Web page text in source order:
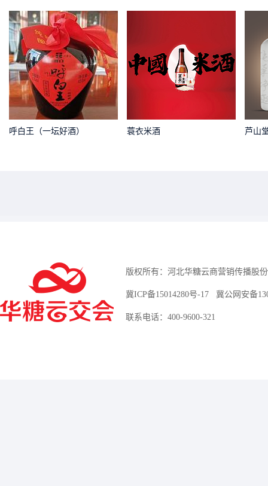
呼白王（一坛好酒） 蓑衣米酒 芦山
版权所有：河北华糖云商营销传播股
冀ICP备15014280号-17 冀公网安备
联系电话：400-9600-321